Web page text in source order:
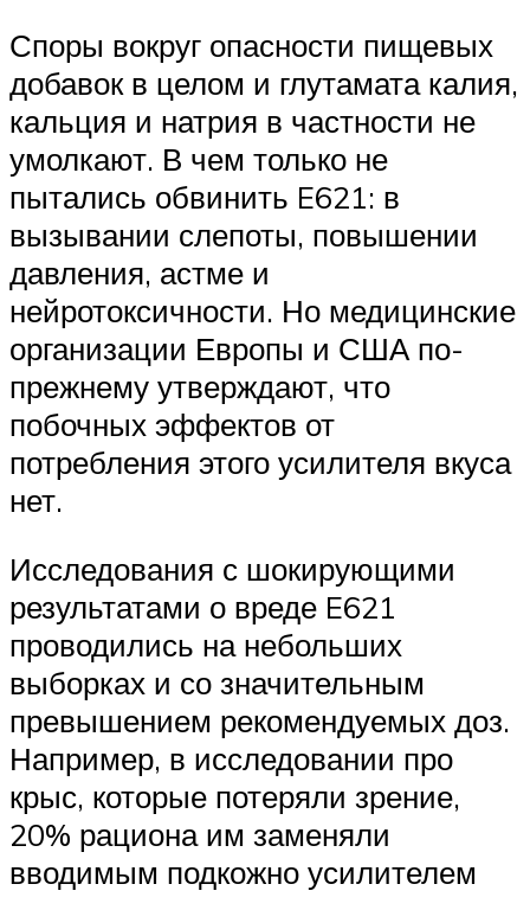
Споры вокруг опасности пищевых
добавок в целом и глутамата калия,
кальция и натрия в частности не
умолкают. В чем только не
пытались обвинить E621: в
вызывании слепоты, повышении
давления, астме и
нейротоксичности. Но медицинские
организации Европы и США по-
прежнему утверждают, что
побочных эффектов от
потребления этого усилителя вкуса
нет.
Исследования с шокирующими
результатами о вреде E621
проводились на небольших
выборках и со значительным
превышением рекомендуемых доз.
Например, в исследовании про
крыс, которые потеряли зрение,
20% рациона им заменяли
вводимым подкожно усилителем